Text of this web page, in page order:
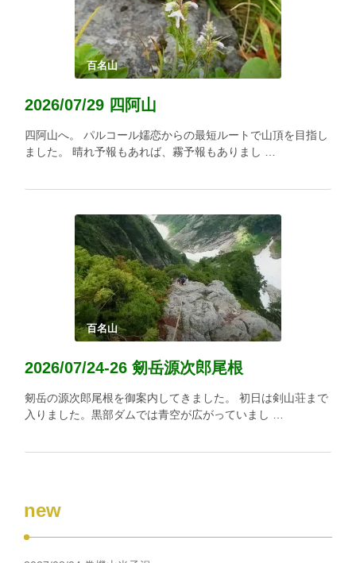
百名山
2026/07/29 四阿山
四阿山へ。 パルコール嬬恋からの最短ルートで山頂を目指し
ました。 晴れ予報もあれば、霧予報もありまし …
百名山
2026/07/24-26 剱岳源次郎尾根
剱岳の源次郎尾根を御案内してきました。 初日は剣山荘まで
入りました。黒部ダムでは青空が広がっていまし …
new